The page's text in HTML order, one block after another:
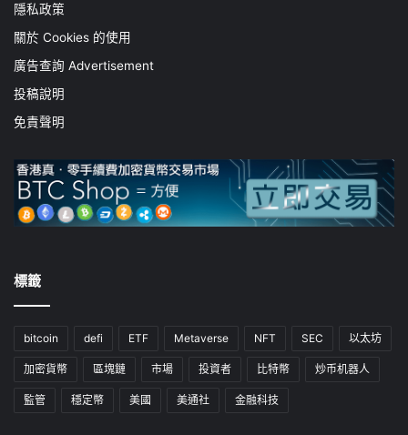
隱私政策
關於 Cookies 的使用
廣告查詢 Advertisement
投稿說明
免責聲明
標籤
bitcoin defi ETF Metaverse NFT SEC 以太坊
加密貨幣 區塊鏈 市場 投資者 比特幣 炒币机器人
監管 穩定幣 美國 美通社 金融科技